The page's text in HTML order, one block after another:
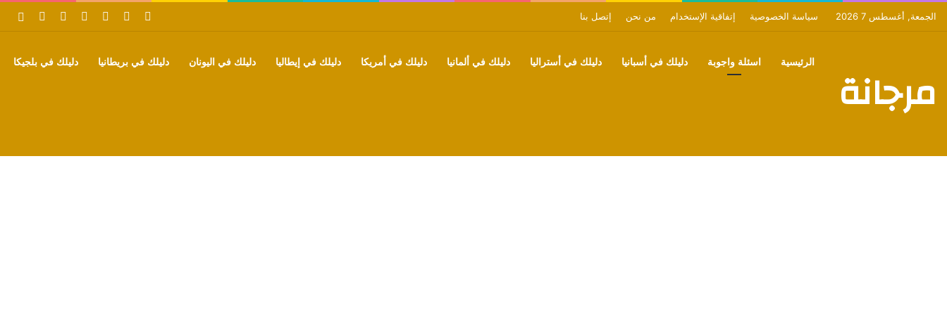
الجمعة, أغسطس 7 2026 سياسة الخصوصية إتفاقية الإستخدام من نحن إتصل بنا فيسبوك بينتيريست‫YouTube
تيلقرام واتساب
مرجانة الرئيسية اسئلة واجوبة دليلك في أسبانيا دليلك في أستراليا دليلك في ألمانيا دليلك في أمريكا دليلك في إيطاليا دليلك في اليونان دليلك في بريطانيا دليلك في بلجيكا